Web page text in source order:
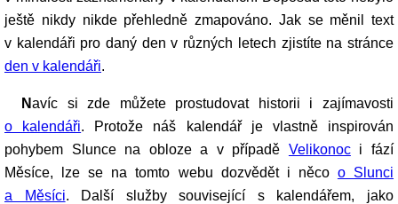
ještě nikdy nikde přehledně zmapováno. Jak se měnil text
v kalendáři pro daný den v různých letech zjistíte na stránce
den v kalendáři.
Navíc si zde můžete prostudovat historii i zajímavosti
o kalendáři. Protože náš kalendář je vlastně inspirován
pohybem Slunce na obloze a v případě Velikonoci fází
Měsíce, lze se na tomto webu dozvědět i něco o Slunci
a Měsíci. Další služby související s kalendářem, jako